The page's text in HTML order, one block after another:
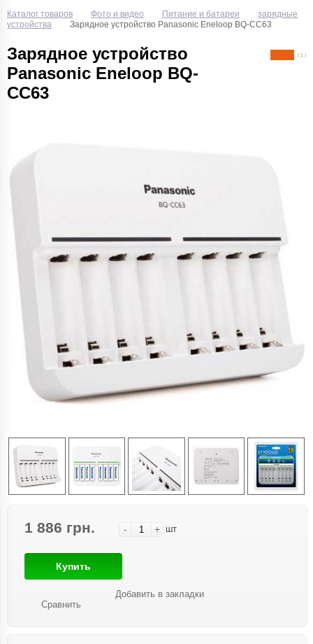
Каталог товаров Фото и видео Питание и батареи
зарядные
устройства
Зарядное устройство Panasonic Eneloop BQ-CC63
Зарядное устройство
Panasonic Eneloop BQ-
CC63
( 1 )
1 886 грн. - + шт
Купить
Сравнить
Добавить в закладки